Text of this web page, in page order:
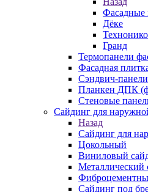
Фасадные
Дёке
Гранд
Термопанели
Фасадная
Сэндвич-
Планкен ДПК
Стеновые
Сайдинг для
Назад
Сайдинг для
Цокольный
Виниловый
Металлический
Сайдинг под